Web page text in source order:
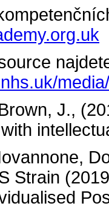
J.,
Strain